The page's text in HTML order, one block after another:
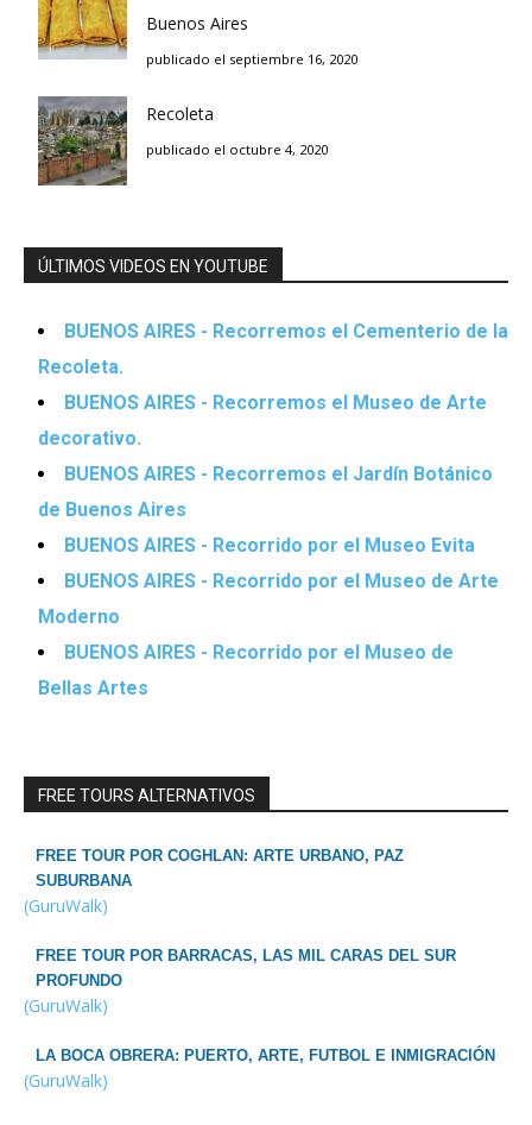
Buenos Aires
publicado el septiembre 16, 2020
Recoleta
publicado el octubre 4, 2020
ÚLTIMOS VIDEOS EN YOUTUBE
BUENOS AIRES - Recorremos el Cementerio de la
Recoleta.
BUENOS AIRES - Recorremos el Museo de Arte
decorativo.
BUENOS AIRES - Recorremos el Jardín Botánico
de Buenos Aires
BUENOS AIRES - Recorrido por el Museo Evita
BUENOS AIRES - Recorrido por el Museo de Arte
Moderno
BUENOS AIRES - Recorrido por el Museo de
Bellas Artes
FREE TOURS ALTERNATIVOS
FREE TOUR POR COGHLAN: ARTE URBANO, PAZ
SUBURBANA
(GuruWalk)
FREE TOUR POR BARRACAS, LAS MIL CARAS DEL SUR
PROFUNDO
(GuruWalk)
LA BOCA OBRERA: PUERTO, ARTE, FUTBOL E INMIGRACIÓN
(GuruWalk)